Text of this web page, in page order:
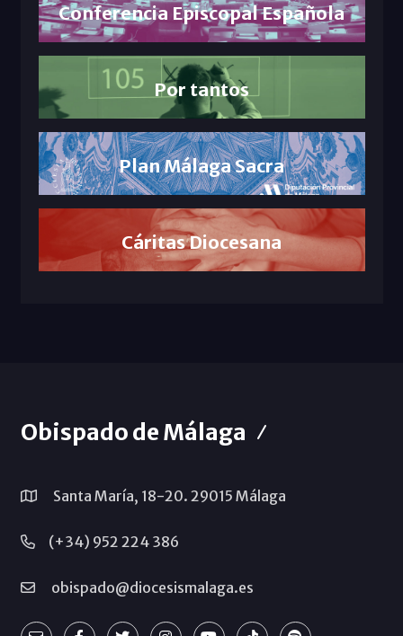
Conferencia Episcopal Española
Por tantos
Plan Málaga Sacra
Cáritas Diocesana
Obispado de Málaga
Santa María, 18-20. 29015 Málaga
(+34) 952 224 386
obispado@diocesismalaga.es